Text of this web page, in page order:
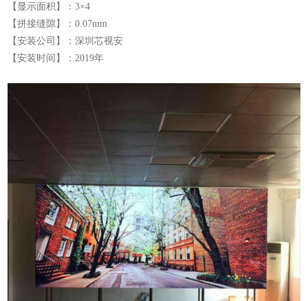
【显示面积】：3×4
【拼接缝隙】：0.07mm
【安装公司】：深圳芯视安
【安装时间】：2019年